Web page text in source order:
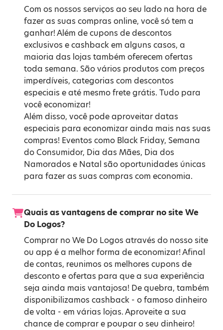
Com os nossos serviços ao seu lado na hora de
fazer as suas compras online, você só tem a
ganhar! Além de cupons de descontos
exclusivos e cashback em alguns casos, a
maioria das lojas também oferecem ofertas
toda semana. São vários produtos com preços
imperdíveis, categorias com descontos
especiais e até mesmo frete grátis. Tudo para
você economizar!
Além disso, você pode aproveitar datas
especiais para economizar ainda mais nas suas
compras! Eventos como Black Friday, Semana
do Consumidor, Dia das Mães, Dia dos
Namorados e Natal são oportunidades únicas
para fazer as suas compras com economia.
Quais as vantagens de comprar no site We
Do Logos?
Comprar no We Do Logos através do nosso site
ou app é a melhor forma de economizar! Afinal
de contas, reunimos os melhores cupons de
desconto e ofertas para que a sua experiência
seja ainda mais vantajosa! De quebra, também
disponibilizamos cashback - o famoso dinheiro
de volta - em várias lojas. Aproveite a sua
chance de comprar e poupar o seu dinheiro!